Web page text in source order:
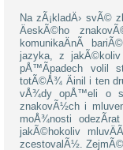
Na zÃ¡kladÄ› svÃ©
ÄeskÃ©ho
komunikaÄnÃ­
jazyka, z
pÅ™Ã­padech volil
totÃ©Å¾ Äinil i ten
vÅ¾dy opÅ™eli o
znakovÃ½ch i
moÅ¾nosti
jakÃ©hokoliv
zcestovalÃ½.